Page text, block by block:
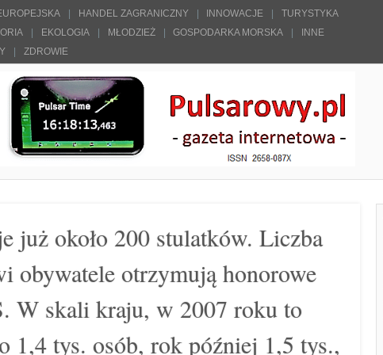
HANDEL ZAGRANICZNY INNOWACJE
TURYSTYKA
EKOLOGIA MŁODZIEŻ GOSPODARKA MORSKA
INNE
ZDROWIE
już około 200 stulatków. Liczba
obywatele otrzymują honorowe
W skali kraju, w 2007 roku to
1,4 tys. osób, rok później 1,5 tys.,